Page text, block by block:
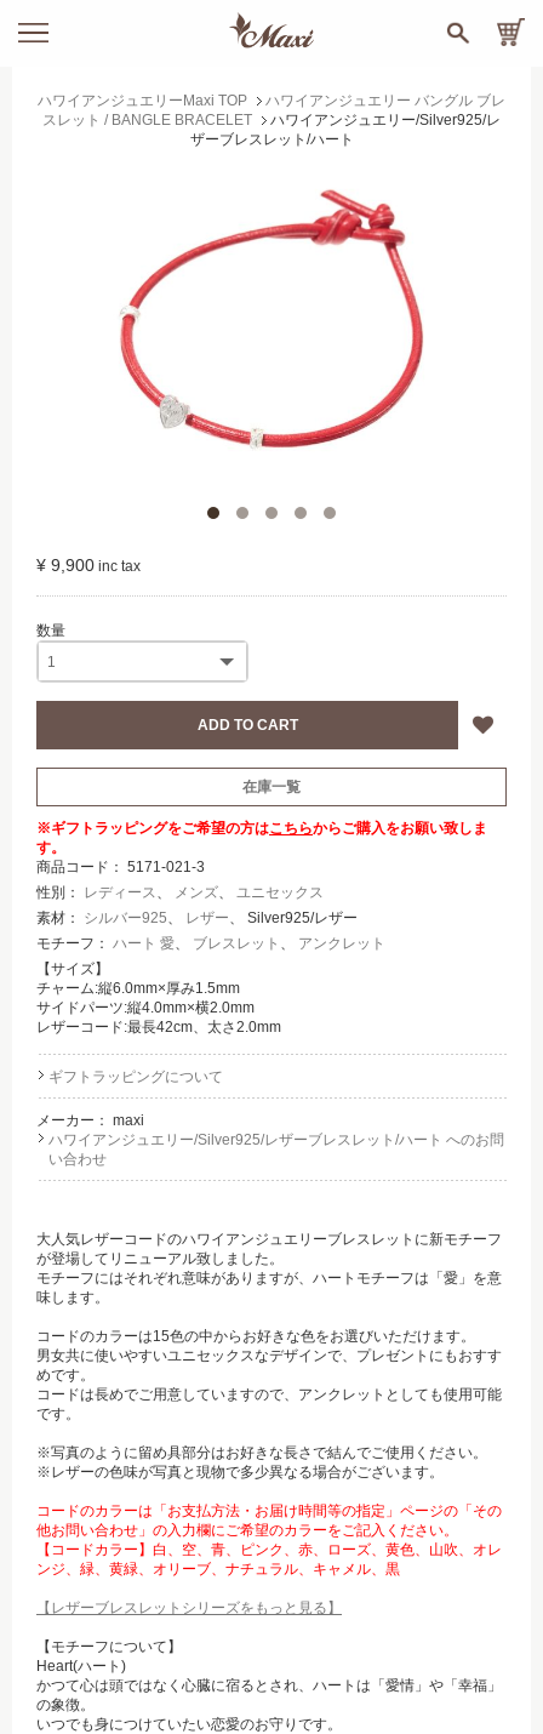
ハワイアンジュエリーMaxi TOP
ハワイアンジュエリー バングル ブレ
スレット / BANGLE BRACELET
ハワイアンジュエリー/Silver925/レ
ザーブレスレット/ハート
¥ 9,900
在庫一覧
※ギフトラッピングをご希望の方はこちらからご購入をお願い致しま
す。
商品コード： 5171-021-3
性別：
レディース、 メンズ、 ユニセックス
素材： シルバー925、 レザー、 Silver925/レザー
モチーフ： ハート 愛、 ブレスレット 、 アンクレット
【サイズ】
チャーム:縦6.0mm×厚み1.5mm
サイドパーツ:縦4.0mm×横2.0mm
レザーコード:最長42cm、太さ2.0mm
ギフトラッピングについて
メーカー： maxi
ハワイアンジュエリー/Silver925/レザーブレスレット/ハート へのお問
い合わせ
大人気レザーコードのハワイアンジュエリーブレスレットに新モチーフ
が登場してリニューアル致しました。
モチーフにはそれぞれ意味がありますが、ハートモチーフは「愛」を意
味します。
コードのカラーは15色の中からお好きな色をお選びいただけます。
男女共に使いやすいユニセックスなデザインで、プレゼントにもおすす
めです。
コードは長めでご用意していますので、アンクレットとしても使用可能
です。
※写真のように留め具部分はお好きな長さで結んでご使用ください。
※レザーの色味が写真と現物で多少異なる場合がございます。
コードのカラーは「お支払方法・お届け時間等の指定」ページの「その
他お問い合わせ」の入力欄にご希望のカラーをご記入ください。
【コードカラー】白、空、青、ピンク、赤、ローズ、黄色、山吹、オレ
ンジ、緑、黄緑、オリーブ、ナチュラル、キャメル、黒
【レザーブレスレットシリーズをもっと見る】
【モチーフについて】
Heart(ハート)
かつて心は頭ではなく心臓に宿るとされ、ハートは「愛情」や「幸福」
の象徴。
いつでも身につけていたい恋愛のお守りです。